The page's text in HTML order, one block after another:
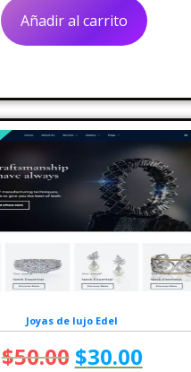
original
era:
actual
es:
Añadir al carrito
Joyas de lujo Edel
$50.00 El
$30.00El